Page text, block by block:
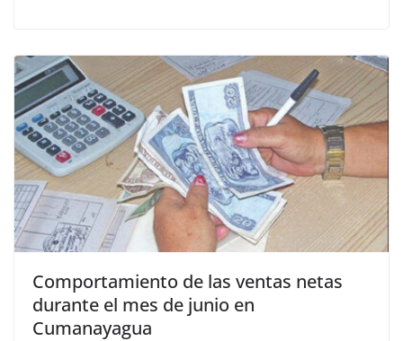
Comportamiento de las ventas netas
durante el mes de junio en
Cumanayagua